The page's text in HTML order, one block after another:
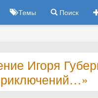
Темы Поиск
Игоря